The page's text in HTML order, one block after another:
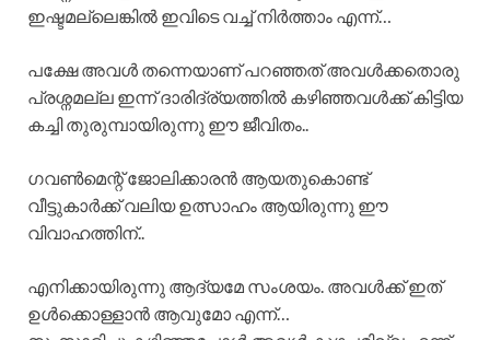
ഇഷ്ടമല്ലെങ്കിൽ ഇവിടെ വച്ച് നിർത്താം എന്ന്…
പക്ഷേ അവൾ തന്നെയാണ് പറഞ്ഞത് അവൾക്കതൊരു
പ്രശ്നമല്ല ഇന്ന് ദാരിദ്ര്യത്തിൽ കഴിഞ്ഞവൾക്ക് കിട്ടിയ
കച്ചി തുരുമ്പായിരുന്നു ഈ ജീവിതം..
ഗവൺമെന്റ് ജോലിക്കാരൻ ആയതുകൊണ്ട്
വീട്ടുകാർക്ക് വലിയ ഉത്സാഹം ആയിരുന്നു ഈ
വിവാഹത്തിന്..
എനിക്കായിരുന്നു ആദ്യമേ സംശയം. അവൾക്ക് ഇത്
ഉൾക്കൊള്ളാൻ ആവുമോ എന്ന്…